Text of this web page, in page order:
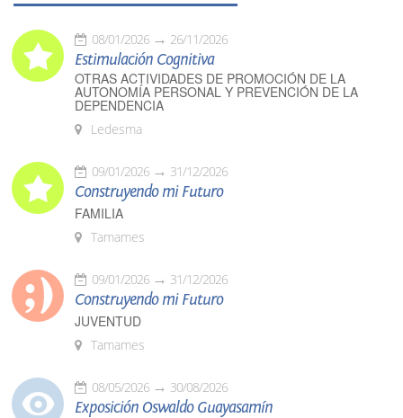
08/01/2026 26/11/2026
Estimulación Cognitiva
OTRAS ACTIVIDADES DE PROMOCIÓN DE LA
AUTONOMÍA PERSONAL Y PREVENCIÓN DE LA
DEPENDENCIA
Ledesma
09/01/2026 31/12/2026
Construyendo mi Futuro
FAMILIA
Tamames
09/01/2026 31/12/2026
Construyendo mi Futuro
JUVENTUD
Tamames
08/05/2026 30/08/2026
Exposición Oswaldo Guayasamín